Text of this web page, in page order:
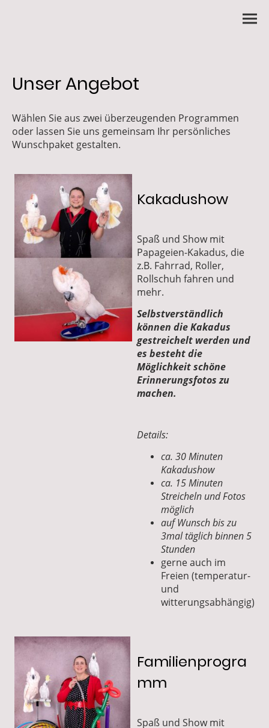
Unser Angebot
Wählen Sie aus zwei überzeugenden Programmen
oder lassen Sie uns gemeinsam Ihr persönliches
Wunschpaket gestalten.
Kakadushow
Spaß und Show mit
Papageien-Kakadus, die
z.B. Fahrrad, Roller,
Rollschuh fahren und
mehr.
Selbstverständlich
können die Kakadus
gestreichelt werden und
es besteht die
Möglichkeit schöne
Erinnerungsfotos zu
machen.
Details:
ca. 30 Minuten
Kakadushow
ca. 15 Minuten
Streicheln und Fotos
möglich
auf Wunsch bis zu
3mal täglich binnen 5
Stunden
gerne auch im
Freien (temperatur-
und
witterungsabhängig)
Familienprogra
mm
Spaß und Show mit